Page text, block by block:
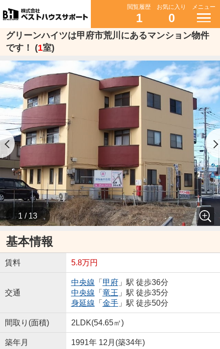
閲覧履歴
1
お気に入り
0
メニュー
グリーンハイツは甲府市荒川にあるマンション物件
です！ (1室)
1 / 13
基本情報
賃料 5.8万円
交通
中央線 「 甲府」駅 徒歩36分
中央線 「 竜王 」駅 徒歩35分
身延線 「 金手」駅 徒歩50分
間取り(面積) 2LDK(54.65㎡)
築年月 1991年 12月(築34年)